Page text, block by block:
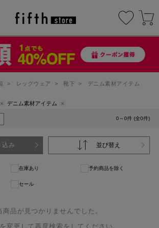
> レッグウェア > 靴下 > デニム素材アイテム
デニム素材アイテム
0～0件 (全0件)
込み 並び替え
在庫あり 予約商品を除く
セール
商品が見つかりませんでした。
変更して再度検索をしてください。